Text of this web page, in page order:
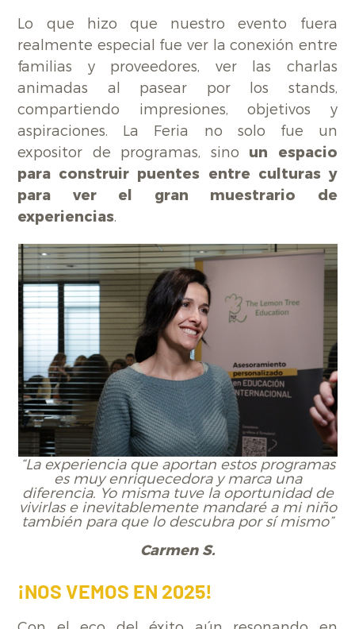
Lo que hizo que nuestro evento fuera
realmente especial fue ver la conexión entre
familias y proveedores, ver las charlas
animadas al pasear por los stands,
compartiendo impresiones, objetivos y
aspiraciones. La Feria no solo fue un
expositor de programas, sino un espacio
para construir puentes entre culturas y
para ver el gran muestrario de
experiencias.
“La experiencia que aportan estos programas
es muy enriquecedora y marca una
diferencia. Yo misma tuve la oportunidad de
vivirlas e inevitablemente mandaré a mi niño
también para que lo descubra por sí mismo”
Carmen S.
¡NOS VEMOS EN 2025!